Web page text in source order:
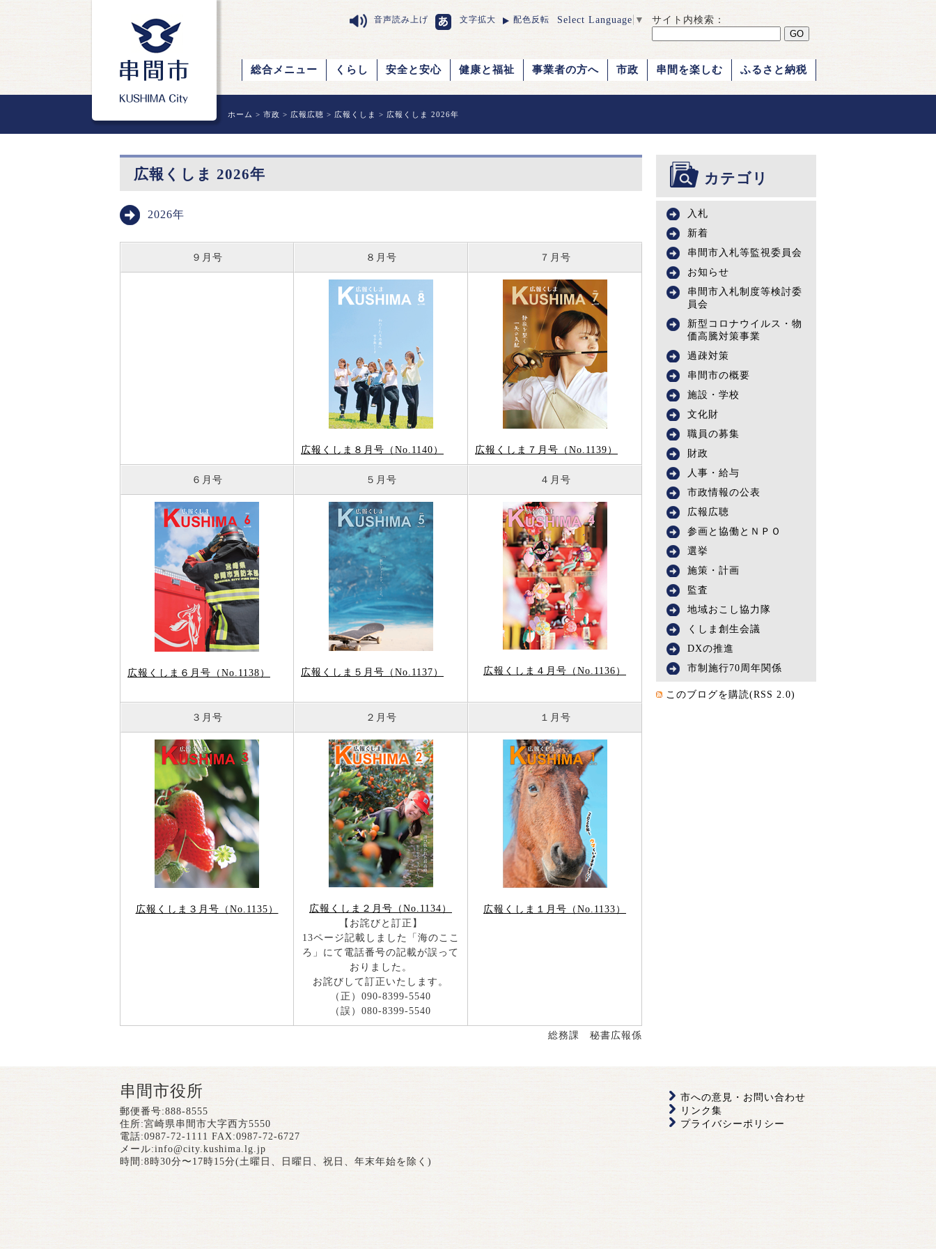
音声読み上げ 文字拡大 配色反転 Select Language ▼ サイト内検索：
総合メニュー くらし 安全と安心 健康と福祉 事業者の方へ 市政 串間を楽しむ ふるさと納税
ホーム > 市政 > 広報広聴 > 広報くしま > 広報くしま 2026年
広報くしま 2026年
2026年
９月号 ８月号 ７月号
広報くしま８月号（No.1140） 広報くしま７月号（No.1139）
６月号 ５月号 ４月号
広報くしま６月号（No.1138） 広報くしま５月号（No.1137） 広報くしま４月号（No.1136）
３月号 ２月号 １月号
広報くしま３月号（No.1135）
広報くしま２月号（No.1134）
【お詫びと訂正】
13ページ記載しました「海のここ
ろ」にて電話番号の記載が誤って
おりました。
お詫びして訂正いたします。
（正）090-8399-5540
（誤）080-8399-5540
広報くしま１月号（No.1133）
総務課 秘書広報係
カテゴリ
入札
新着
串間市入札等監視委員会
お知らせ
串間市入札制度等検討委
員会
新型コロナウイルス・物
価高騰対策事業
過疎対策
串間市の概要
施設・学校
文化財
職員の募集
財政
人事・給与
市政情報の公表
広報広聴
参画と協働とＮＰＯ
選挙
施策・計画
監査
地域おこし協力隊
くしま創生会議
DXの推進
市制施行70周年関係
このブログを購読(RSS 2.0)
串間市役所
郵便番号:888-8555
住所:宮崎県串間市大字西方5550
電話:0987-72-1111 FAX:0987-72-6727
メール:info@city.kushima.lg.jp
時間:8時30分〜17時15分(土曜日、日曜日、祝日、年末年始を除く)
市への意見・お問い合わせ
リンク集
プライバシーポリシー